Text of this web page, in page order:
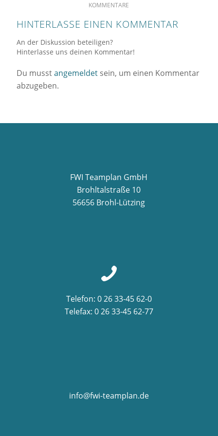
KOMMENTARE
HINTERLASSE EINEN KOMMENTAR
An der Diskussion beteiligen?
Hinterlasse uns deinen Kommentar!
Du musstangemeldetsein, um einen Kommentar
abzugeben.
FWI Teamplan GmbH
Brohltalstraße 10
56656 Brohl-Lützing
Telefon: 0 26 33-45 62-0
Telefax: 0 26 33-45 62-77
info@fwi-teamplan.de